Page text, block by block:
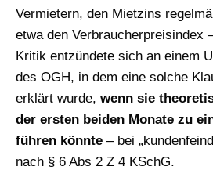
Vermietern, den Mietzins
etwa den Verbraucherpreisindex
Kritik entzündete sich an einem
des OGH, in dem eine solche
erklärt wurde, wenn sie
der ersten beiden Monate zu
führen könnte – bei
nach § 6 Abs 2 Z 4 KSchG.